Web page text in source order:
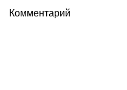
Комментарий